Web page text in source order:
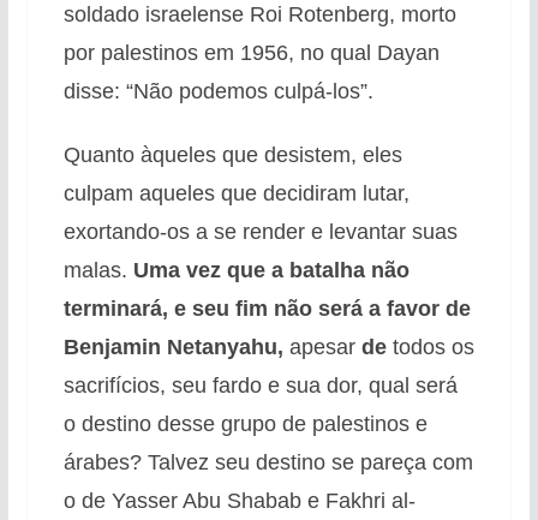
soldado israelense Roi Rotenberg, morto
por palestinos em 1956, no qual Dayan
disse: “Não podemos culpá-los”.
Quanto àqueles que desistem, eles
culpam aqueles que decidiram lutar,
exortando-os a se render e levantar suas
malas. Uma vez que a batalha não
terminará, e seu fim não será a favor de
Benjamin Netanyahu, apesar detodos os
sacrifícios, seu fardo e sua dor, qual será
o destino desse grupo de palestinos e
árabes? Talvez seu destino se pareça com
o de Yasser Abu Shabab e Fakhri al-